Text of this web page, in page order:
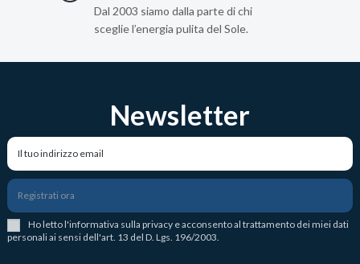
Dal 2003 siamo dalla parte di chi
sceglie l’energia pulita del Sole.
Newsletter
Registrati ora
Ho letto l'informativa sulla privacy e acconsento al trattamento dei miei dati
personali ai sensi dell'art. 13 del D. Lgs. 196/2003.